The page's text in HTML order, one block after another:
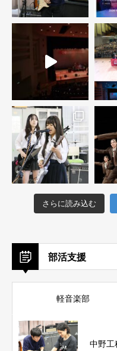
さらに読み込む
部活支援
軽音楽部
中野工